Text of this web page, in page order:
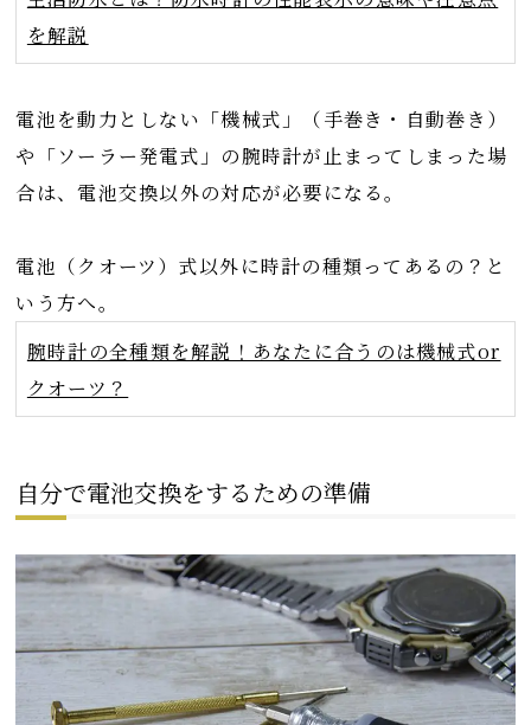
を解説
電池を動力としない「機械式」（手巻き・自動巻き）
や「ソーラー発電式」の腕時計が止まってしまった場
合は、電池交換以外の対応が必要になる。
電池（クオーツ）式以外に時計の種類ってあるの？と
いう方へ。
腕時計の全種類を解説！あなたに合うのは機械式or
クオーツ？
自分で電池交換をするための準備